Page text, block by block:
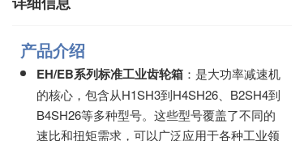
产品介绍
EH/EB系列标准工业齿轮箱 ：是大功率减速机
的核心，包含从H1SH3到H4SH26、B2SH4到
B4SH26等多种型号。这些型号覆盖了不同的
速比和扭矩需求，可以广泛应用于各种工业领